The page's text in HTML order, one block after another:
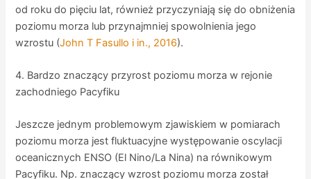
od roku do pięciu lat, również przyczyniają się do obniżenia
poziomu morza lub przynajmniej spowolnienia jego
wzrostu (John T Fasullo i in., 2016).
4. Bardzo znaczący przyrost poziomu morza w rejonie
zachodniego Pacyfiku
Jeszcze jednym problemowym zjawiskiem w pomiarach
poziomu morza jest fluktuacyjne występowanie oscylacji
oceanicznych ENSO (El Nino/La Nina) na równikowym
Pacyfiku. Np. znaczący wzrost poziomu morza został